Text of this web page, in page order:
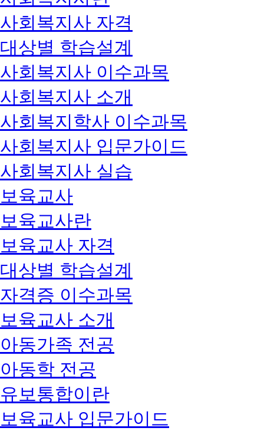
사회복지사 자격
대상별 학습설계
사회복지사 이수과목
사회복지사 소개
사회복지학사 이수과목
사회복지사 입문가이드
사회복지사 실습
보육교사
보육교사란
보육교사 자격
대상별 학습설계
자격증 이수과목
보육교사 소개
아동가족 전공
아동학 전공
유보통합이란
보육교사 입문가이드